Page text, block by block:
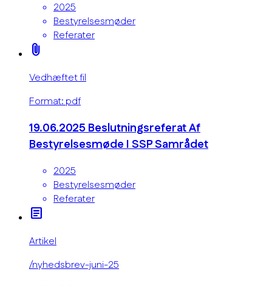
2025
Bestyrelsesmøder
Referater
attach_file
Vedhæftet fil
Format: pdf
19.06.2025 Beslutningsreferat Af
Bestyrelsesmøde I SSP Samrådet
2025
Bestyrelsesmøder
Referater
article
Artikel
/nyhedsbrev-juni-25